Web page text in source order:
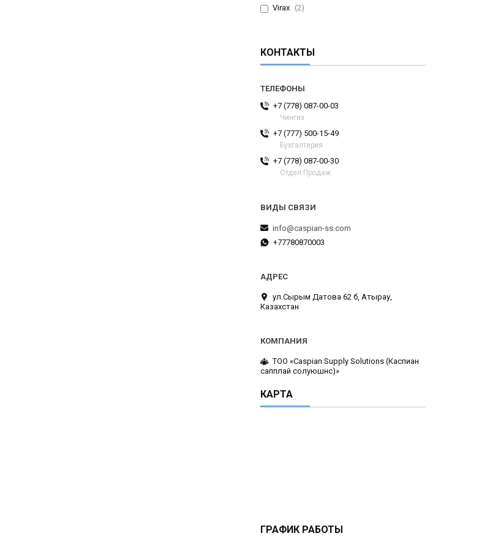
Virax 2
КОНТАКТЫ
+7 (778) 087-00-03
Чингиз
+7 (777) 500-15-49
Бухгалтерия
+7 (778) 087-00-30
Отдел Продаж
info@caspian-ss.com
+77780870003
ул.Сырым Датова 62 б, Атырау,
Казахстан
ТОО «Caspian Supply Solutions (Каспиан
сапплай солуюшнс)»
КАРТА
ГРАФИК РАБОТЫ